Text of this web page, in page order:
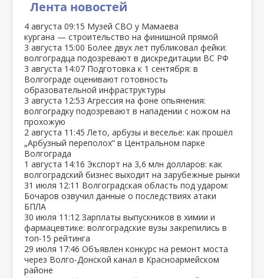
Лента новостей
4 августа 09:15 Музей СВО у Мамаева
кургана — строительство на финишной прямой
3 августа 15:00 Более двух лет публиковал фейки:
волгоградца подозревают в дискредитации ВС РФ
3 августа 14:07 Подготовка к 1 сентября: в
Волгограде оценивают готовность
образовательной инфраструктуры
3 августа 12:53 Агрессия на фоне опьянения:
волгоградку подозревают в нападении с ножом на
прохожую
2 августа 11:45 Лето, арбузы и веселье: как прошёл
„Арбузный переполох“ в Центральном парке
Волгограда
1 августа 14:16 Экспорт на 3,6 млн долларов: как
волгоградский бизнес выходит на зарубежные рынки
31 июля 12:11 Волгоградская область под ударом:
Бочаров озвучил данные о последствиях атаки
БПЛА
30 июля 11:12 Зарплаты выпускников в химии и
фармацевтике: волгоградские вузы закрепились в
топ‑15 рейтинга
29 июля 17:46 Объявлен конкурс на ремонт моста
через Волго‑Донской канал в Красноармейском
районе